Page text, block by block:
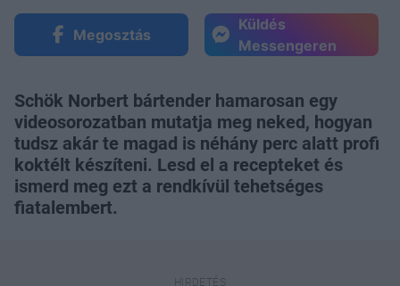
Megosztás
Küldés
Messengeren
Schök Norbert bártender hamarosan egy
videosorozatban mutatja meg neked, hogyan
tudsz akár te magad is néhány perc alatt profi
koktélt készíteni. Lesd el a recepteket és
ismerd meg ezt a rendkívül tehetséges
fiatalembert.